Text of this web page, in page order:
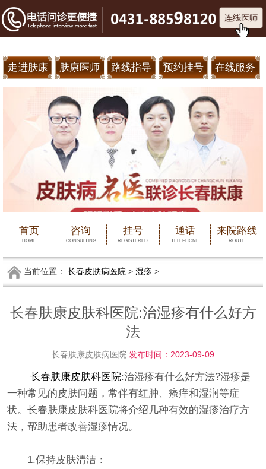
走进肤康 肤康医师 路线指导 预约挂号 在线服务
首页
HOME
咨询
CONSULTING
挂号
REGISTERED
通话
TELEPHONE
来院路线
ROUTE
当前位置： 长春皮肤病医院> 湿疹>
长春肤康皮肤科医院:治湿疹有什么好方
法
长春肤康皮肤病医院 发布时间：2023-09-09
长春肤康皮肤科医院:治湿疹有什么好方法?湿疹是
一种常见的皮肤问题，常伴有红肿、瘙痒和湿润等症
状。长春肤康皮肤科医院将介绍几种有效的湿疹治疗方
法，帮助患者改善湿疹情况。
1.保持皮肤清洁：